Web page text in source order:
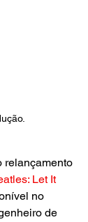
relançamento
Let It
no
de